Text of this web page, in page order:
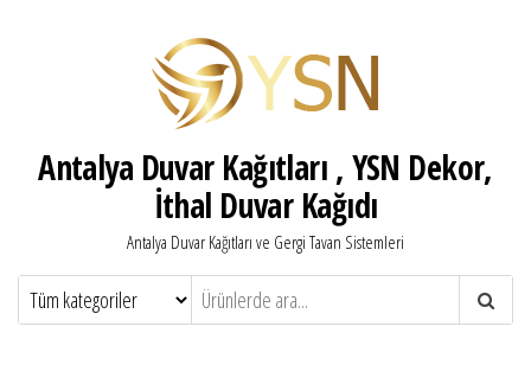
Antalya Duvar Kağıtları , YSN Dekor,
İthal Duvar Kağıdı
Antalya Duvar Kağıtları ve Gergi Tavan Sistemleri